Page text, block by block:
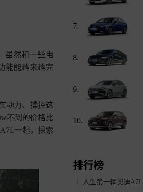
虽然和 些电
能来完
动力、操控这
到的格比
起，探索
7.
8.
9.
10.
排行榜
人生第一辆奥迪A7L